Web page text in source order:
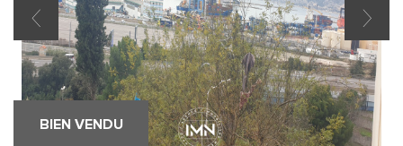
BIEN VENDU